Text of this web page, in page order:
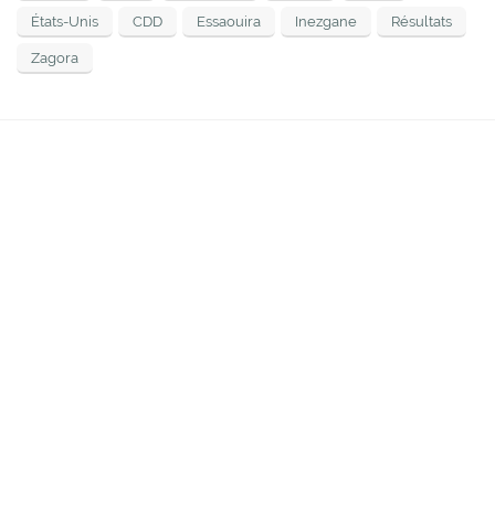
États-Unis CDD Essaouira Inezgane Résultats
Zagora